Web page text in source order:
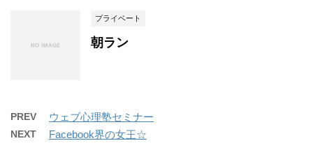
プライベート
朝ラン
PREV ウェブ心理塾セミナー
NEXT Facebook界の女王☆